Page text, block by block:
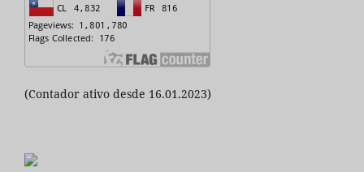
(Contador ativo desde 16.01.2023)